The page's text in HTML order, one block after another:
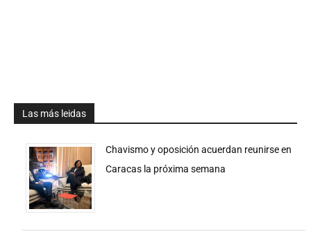
Las más leidas
Chavismo y oposición acuerdan reunirse en
Caracas la próxima semana